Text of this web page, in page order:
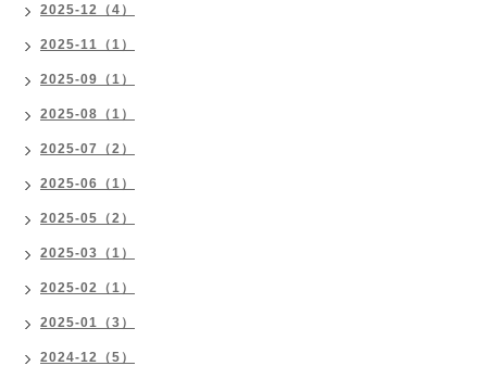
2025-12（4）
2025-11（1）
2025-09（1）
2025-08（1）
2025-07（2）
2025-06（1）
2025-05（2）
2025-03（1）
2025-02（1）
2025-01（3）
2024-12（5）